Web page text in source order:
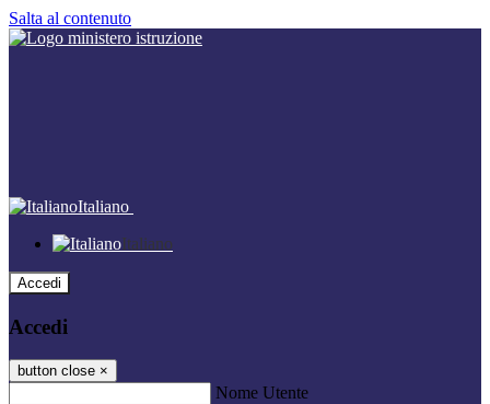
Salta al contenuto
Italiano
Italiano
Accedi
Accedi
button close ×
Nome Utente